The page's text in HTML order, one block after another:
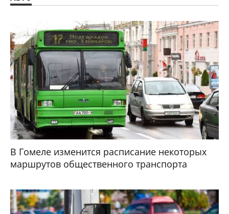
В Гомеле изменится расписание некоторых
маршрутов общественного транспорта